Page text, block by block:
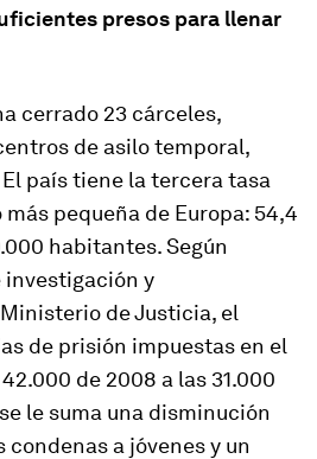
presos para llenar
cerrado 23 cárceles,
de asilo temporal,
país tiene la tercera tasa
pequeña de Europa: 54,4
habitantes. Según
investigación y
de Justicia, el
de prisión impuestas en el
de 2008 a las 31.000
le suma una disminución
condenas a jóvenes y un